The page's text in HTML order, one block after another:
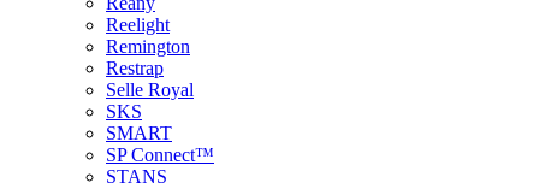
Reelight
Remington
Restrap
Selle Royal
SKS
SMART
SP Connect™
STANS